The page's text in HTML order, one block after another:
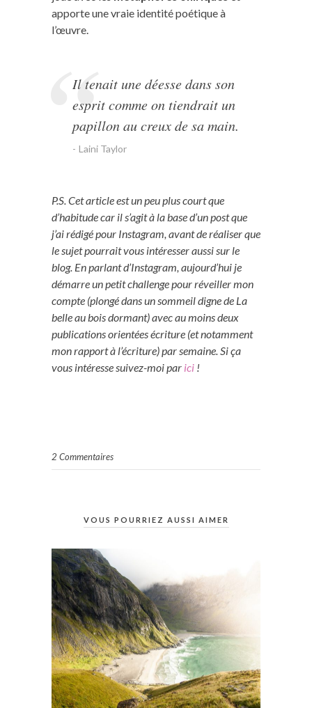
apporte une vraie identité poétique à
l’œuvre.
Il tenait une déesse dans son
esprit comme on tiendrait un
papillon au creux de sa main.
Laini Taylor
P.S. Cet article est un peu plus court que
d’habitude car il s’agit à la base d’un post que
j’ai rédigé pour Instagram, avant de réaliser que
le sujet pourrait vous intéresser aussi sur le
blog. En parlant d’Instagram, aujourd’hui je
démarre un petit challenge pour réveiller mon
compte (plongé dans un sommeil digne de La
belle au bois dormant) avec au moins deux
publications orientées écriture (et notamment
mon rapport à l’écriture) par semaine. Si ça
vous intéresse suivez-moi par ici !
2 Commentaires
VOUS POURRIEZ AUSSI AIMER